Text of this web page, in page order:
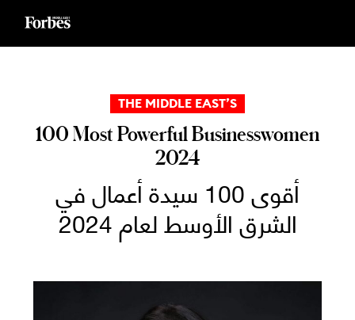
THE MIDDLE EAST’S
100 Most Powerful Businesswomen
2024
أقوى 100 سيدة أعمال في
الشرق الأوسط لعام 2024